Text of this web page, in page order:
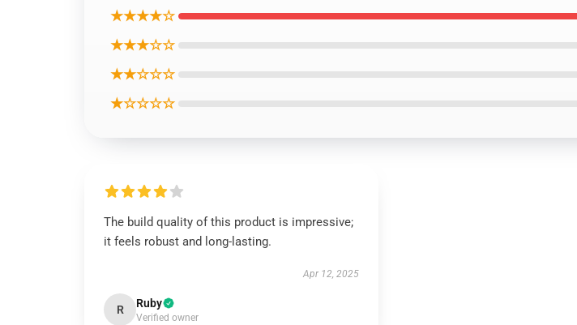
★★★★☆
★★★☆☆
★★☆☆☆
★☆☆☆☆
The build quality of this product is impressive;
it feels robust and long-lasting.
Apr 12, 2025
R Ruby
Verified owner